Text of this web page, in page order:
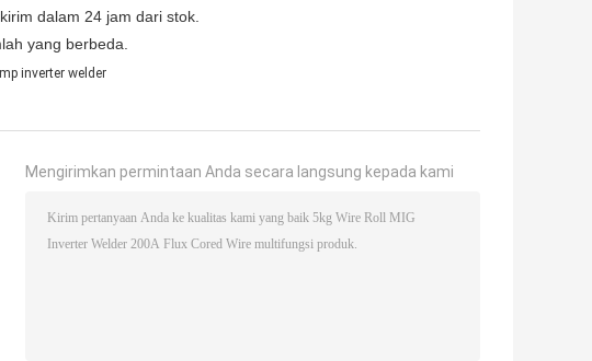
dalam 24 jam dari stok.
yang berbeda.
inverter welder
Mengirimkan permintaan Anda secara langsung kepada kami